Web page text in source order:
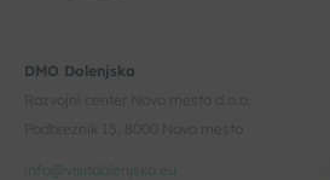
DMO Dolenjska
info@visitdolenjska.eu